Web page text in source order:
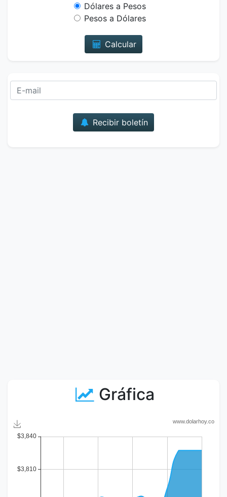
Dólares a Pesos
Pesos a Dólares
Calcular
Recibir boletín
Gráfica